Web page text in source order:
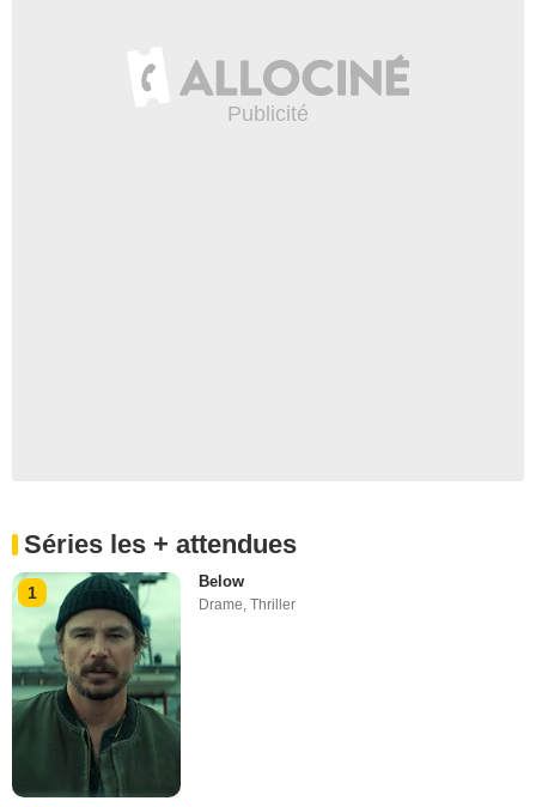
Séries les + attendues
1
Below
Drame ,Thriller